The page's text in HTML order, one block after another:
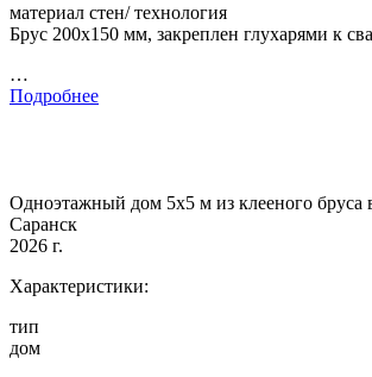
материал стен/ технология
Брус 200х150 мм, закреплен глухарями к
…
Подробнее
Одноэтажный дом 5х5 м из клееного бруса
Саранск
2026 г.
Характеристики:
тип
дом